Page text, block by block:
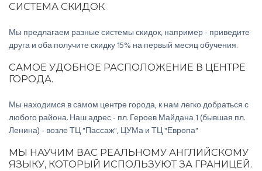
СИСТЕМА СКИДОК
Мы предлагаем разные системы скидок, например - приведите
друга и оба получите скидку 15% на первый месяц обучения.
САМОЕ УДОБНОЕ РАСПОЛОЖЕНИЕ В ЦЕНТРЕ
ГОРОДА.
Мы находимся в самом центре города, к нам легко добраться с
любого района. Наш адрес - пл. Героев Майдана 1 (бывшая пл.
Ленина) - возле ТЦ "Пассаж", ЦУМа и ТЦ "Европа"
МЫ НАУЧИМ ВАС РЕАЛЬНОМУ АНГЛИЙСКОМУ
ЯЗЫКУ, КОТОРЫЙ ИСПОЛЬЗУЮТ ЗА ГРАНИЦЕЙ.